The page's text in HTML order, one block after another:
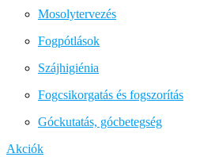
Mosolytervezés
Fogpótlások
Szájhigiénia
Fogcsikorgatás és fogszorítás
Góckutatás, gócbetegség
Akciók